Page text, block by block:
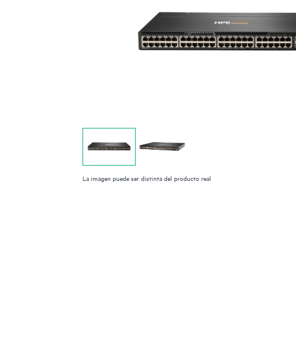
La imagen puede ser distinta del producto real